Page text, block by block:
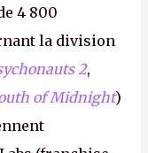
4 800
la division
2,
of Midnight)